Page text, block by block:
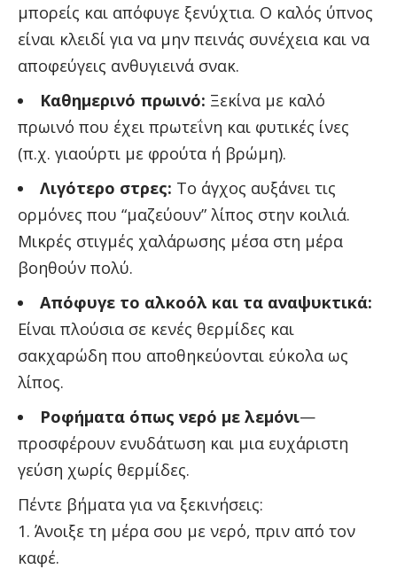
μπορείς και απόφυγε ξενύχτια. Ο καλός ύπνος
είναι κλειδί για να μην πεινάς συνέχεια και να
αποφεύγεις ανθυγιεινά σνακ.
Καθημερινό πρωινό: Ξεκίνα με καλό
πρωινό που έχει πρωτεΐνη και φυτικές ίνες
(π.χ. γιαούρτι με φρούτα ή βρώμη).
Λιγότερο στρες: Το άγχος αυξάνει τις
ορμόνες που “μαζεύουν” λίπος στην κοιλιά.
Μικρές στιγμές χαλάρωσης μέσα στη μέρα
βοηθούν πολύ.
Απόφυγε το αλκοόλ και τα αναψυκτικά:
Είναι πλούσια σε κενές θερμίδες και
σακχαρώδη που αποθηκεύονται εύκολα ως
λίπος.
Ροφήματα όπως νερό με λεμόνι—
προσφέρουν ενυδάτωση και μια ευχάριστη
γεύση χωρίς θερμίδες.
Πέντε βήματα για να ξεκινήσεις:
Άνοιξε τη μέρα σου με νερό, πριν από τον
καφέ.